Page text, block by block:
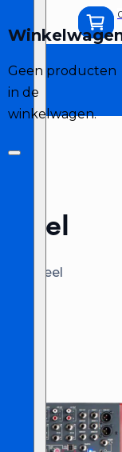
Geen producten
in de
winkelwagen.